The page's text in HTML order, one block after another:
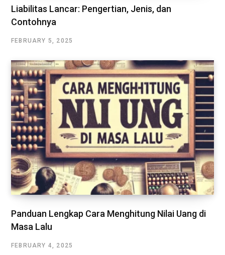
Liabilitas Lancar: Pengertian, Jenis, dan
Contohnya
FEBRUARY 5, 2025
Panduan Lengkap Cara Menghitung Nilai Uang di
Masa Lalu
FEBRUARY 4, 2025